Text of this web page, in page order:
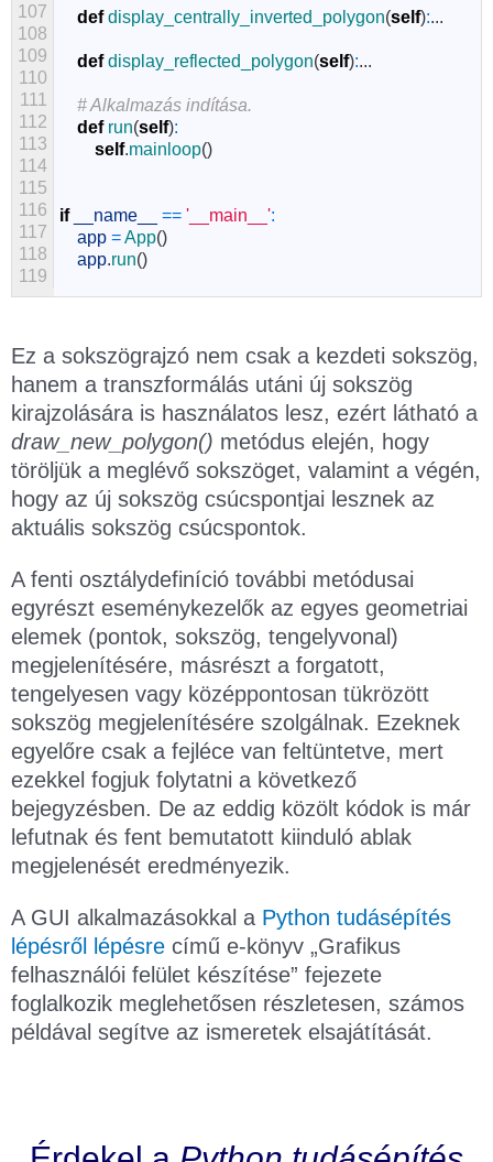
107
108
109
110
111
112
113
114
115
116
117
118
119
def display_centrally_inverted_polygon(self):...
def display_reflected_polygon(self):...
# Alkalmazás indítása.
def run(self):
self.mainloop()
if __name__ == '__main__':
app =App()
app.run()
Ez a sokszögrajzó nem csak a kezdeti sokszög,
hanem a transzformálás utáni új sokszög
kirajzolására is használatos lesz, ezért látható a
draw_new_polygon() metódus elején, hogy
töröljük a meglévő sokszöget, valamint a végén,
hogy az új sokszög csúcspontjai lesznek az
aktuális sokszög csúcspontok.
A fenti osztálydefiníció további metódusai
egyrészt eseménykezelők az egyes geometriai
elemek (pontok, sokszög, tengelyvonal)
megjelenítésére, másrészt a forgatott,
tengelyesen vagy középpontosan tükrözött
sokszög megjelenítésére szolgálnak. Ezeknek
egyelőre csak a fejléce van feltüntetve, mert
ezekkel fogjuk folytatni a következő
bejegyzésben. De az eddig közölt kódok is már
lefutnak és fent bemutatott kiinduló ablak
megjelenését eredményezik.
A GUI alkalmazásokkal a Python tudásépítés
lépésről lépésre című e-könyv „Grafikus
felhasználói felület készítése” fejezete
foglalkozik meglehetősen részletesen, számos
példával segítve az ismeretek elsajátítását.